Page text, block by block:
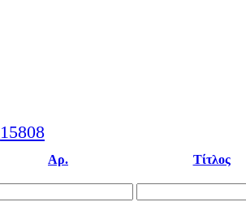
15808
Αρ. Τίτλος